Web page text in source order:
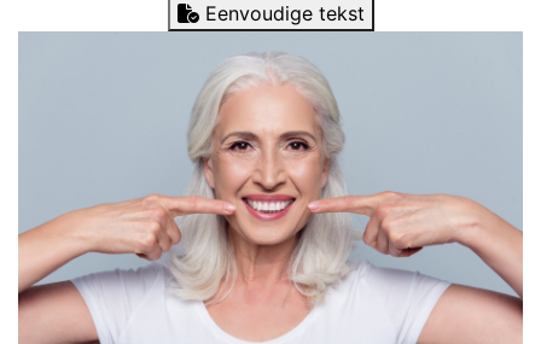
Eenvoudige tekst